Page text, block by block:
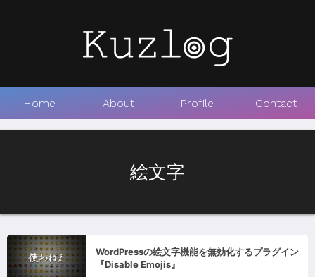
Home About Profile Contact
絵文字
WordPressの絵文字機能を無効化するプラグイン
『Disable Emojis』